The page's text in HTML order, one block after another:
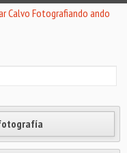
fotografía: descripción e